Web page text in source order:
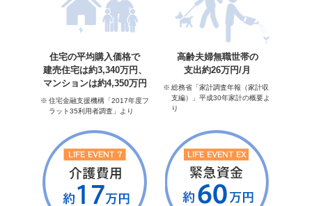
住宅の平均購入価格で
建売住宅は約3,340万円、
マンションは約4,350万円
住宅金融支援機構「2017年度フ
ラット35利用者調査」より
高齢夫婦無職世帯の
支出約26万円/月
総務省「家計調査年報（家計収
支編）」平成30年家計の概要よ
り